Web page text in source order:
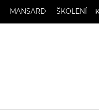
MANSARD ŠKOLENÍ